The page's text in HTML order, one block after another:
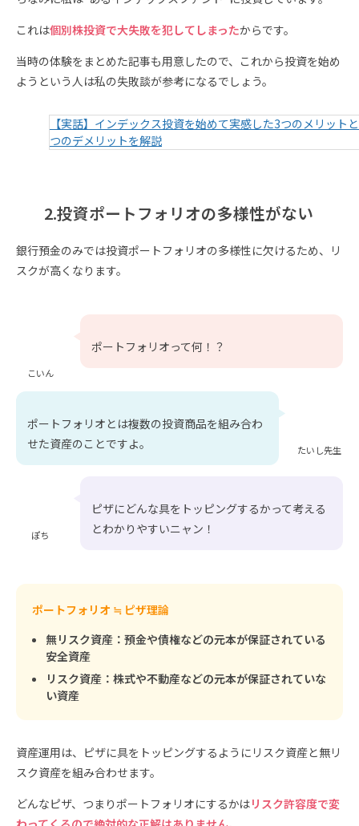
これは個別株投資で大失敗を犯してしまったからです。
当時の体験をまとめた記事も用意したので、これから投資を始め
ようという人は私の失敗談が参考になるでしょう。
【実話】インデックス投資を始めて実感した3つのメリット
つのデメリットを解説
2.投資ポートフォリオの多様性がない
銀行預金のみでは投資ポートフォリオの多様性に欠けるため、リ
スクが高くなります。
こいん
ポートフォリオって何！？
たいし先生
ポートフォリオとは複数の投資商品を組み合わ
せた資産のことですよ。
ぽち
ピザにどんな具をトッピングするかって考える
とわかりやすいニャン！
ポートフォリオ ≒ ピザ理論
無リスク資産：預金や債権などの元本が保証されている
安全資産
リスク資産：株式や不動産などの元本が保証されていな
い資産
資産運用は、ピザに具をトッピングするようにリスク資産と無リ
スク資産を組み合わせます。
どんなピザ、つまりポートフォリオにするかはリスク許容度で変